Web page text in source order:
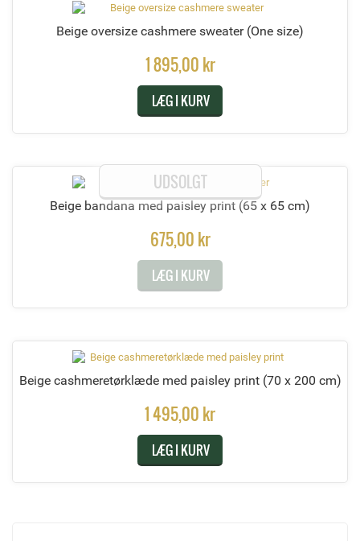
Beige oversize cashmere sweater (One size)
1 895,00 kr
LÆG I KURV
UDSOLGT
Beige bandana med paisley print (65 x 65 cm)
675,00 kr
LÆG I KURV
Beige cashmeretørklæde med paisley print (70 x 200 cm)
1 495,00 kr
LÆG I KURV